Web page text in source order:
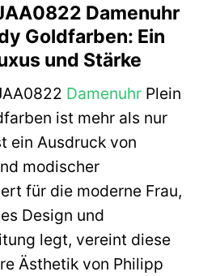
Damenuhr
Goldfarben: Ein
und Stärke
Damenuhr Plein
ist mehr als nur
ein Ausdruck von
modischer
für die moderne Frau,
Design und
legt, vereint diese
Ästhetik von Philipp